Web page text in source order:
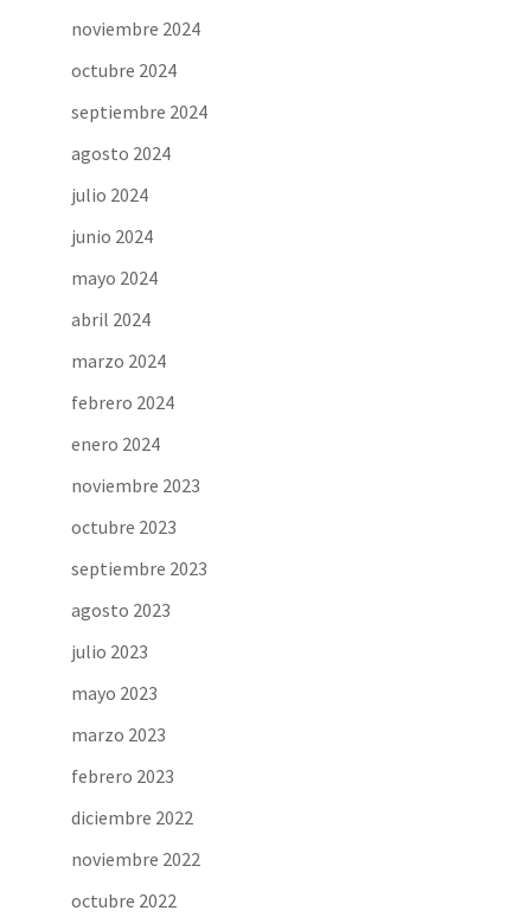
noviembre 2024
octubre 2024
septiembre 2024
agosto 2024
julio 2024
junio 2024
mayo 2024
abril 2024
marzo 2024
febrero 2024
enero 2024
noviembre 2023
octubre 2023
septiembre 2023
agosto 2023
julio 2023
mayo 2023
marzo 2023
febrero 2023
diciembre 2022
noviembre 2022
octubre 2022